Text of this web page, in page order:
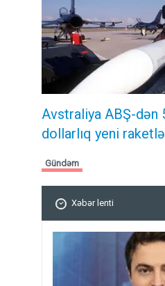
Avstraliya ABŞ-dən
dollarlıq yeni
Gündəm
Xəbər lenti